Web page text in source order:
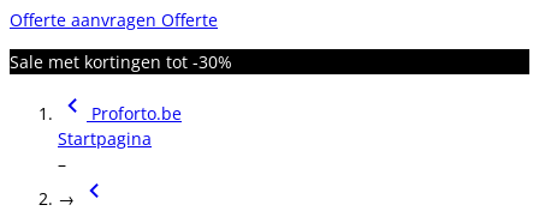
Offerte aanvragen Offerte
Sale met kortingen tot -30%
Proforto.be
Startpagina
–
→